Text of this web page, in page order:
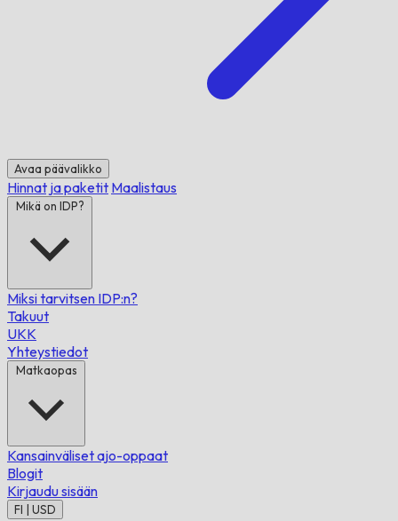
Avaa päävalikko
Hinnat ja paketit Maalistaus
Mikä on IDP?
Miksi tarvitsen IDP:n?
Takuut
UKK
Yhteystiedot
Matkaopas
Kansainväliset ajo-oppaat
Blogit
Kirjaudu sisään
FI | USD